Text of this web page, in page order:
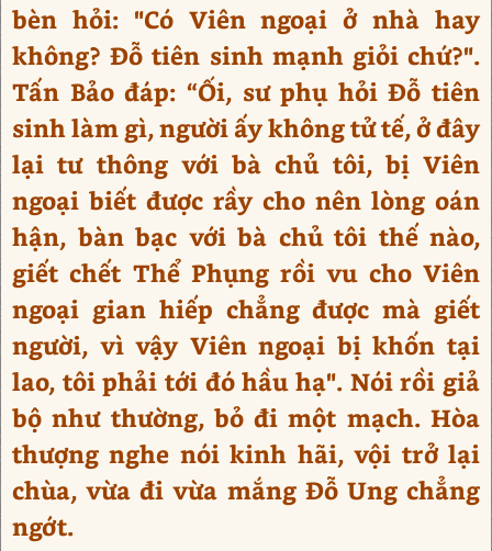
bèn hỏi: "Có Viên ngoại ở nhà hay
không? Đỗ tiên sinh mạnh giỏi chứ?".
Tấn Bảo đáp: “Ối, sư phụ hỏi Đỗ tiên
sinh làm gì, người ấy không tử tế, ở đây
lại tư thông với bà chủ tôi, bị Viên
ngoại biết được rầy cho nên lòng oán
hận, bàn bạc với bà chủ tôi thế nào,
giết chết Thể Phụng rồi vu cho Viên
ngoại gian hiếp chẳng được mà giết
người, vì vậy Viên ngoại bị khốn tại
lao, tôi phải tới đó hầu hạ". Nói rồi giả
bộ như thường, bỏ đi một mạch. Hòa
thượng nghe nói kinh hãi, vội trở lại
chùa, vừa đi vừa mắng Đỗ Ung chẳng
ngớt.